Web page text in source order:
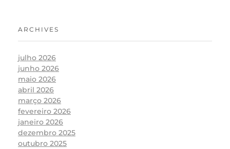
ARCHIVES
julho 2026
junho 2026
maio 2026
abril 2026
março 2026
fevereiro 2026
janeiro 2026
dezembro 2025
outubro 2025